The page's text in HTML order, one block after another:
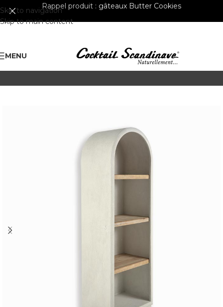
Skip to navigation
Skip to main content
Rappel produit : gâteaux Butter Cookies
MENU